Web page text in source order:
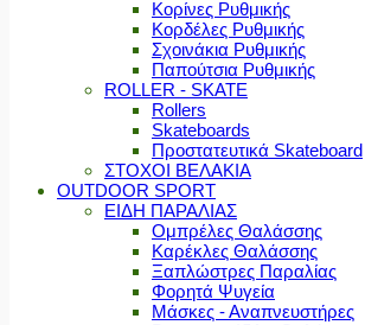
Κορίνες Ρυθμικής
Κορδέλες Ρυθμικής
Σχοινάκια Ρυθμικής
Παπούτσια Ρυθμικής
ROLLER - SKATE
Rollers
Skateboards
Προστατευτικά Skateboard
ΣΤΟΧΟΙ ΒΕΛΑΚΙΑ
OUTDOOR SPORT
ΕΙΔΗ ΠΑΡΑΛΙΑΣ
Ομπρέλες Θαλάσσης
Καρέκλες Θαλάσσης
Ξαπλώστρες Παραλίας
Φορητά Ψυγεία
Μάσκες - Αναπνευστήρες